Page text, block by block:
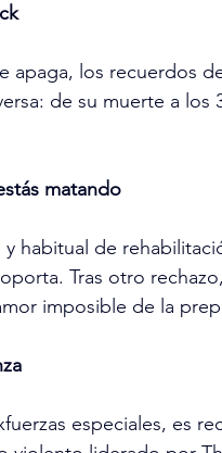
apaga, los recuerdos
de su muerte a los
matando
y habitual de
Tras otro
imposible de la
especiales, es